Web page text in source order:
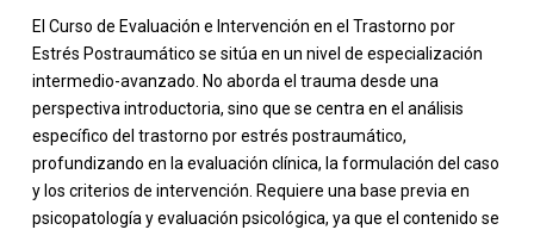
El Curso de Evaluación e Intervención en el Trastorno por
Estrés Postraumático se sitúa en un nivel de especialización
intermedio-avanzado. No aborda el trauma desde una
perspectiva introductoria, sino que se centra en el análisis
específico del trastorno por estrés postraumático,
profundizando en la evaluación clínica, la formulación del caso
y los criterios de intervención. Requiere una base previa en
psicopatología y evaluación psicológica, ya que el contenido se
-